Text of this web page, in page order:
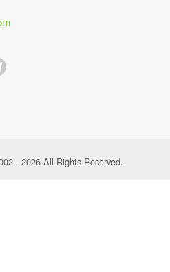
- 2026 All Rights Reserved.